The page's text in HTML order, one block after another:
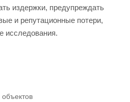
издержки, предупреждать
и репутационные потери,
исследования.